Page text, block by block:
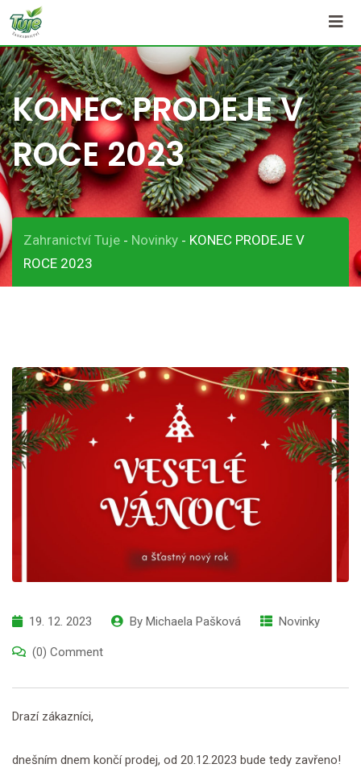
Skip
content
KONEC PRODEJE V
ROCE 2023
Zahranictví Tuje - Novinky - KONEC PRODEJE V
ROCE 2023
19. 12. 2023 By Michaela Pašková Novinky
(0) Comment
Drazí zákazníci,
dnešním dnem končí prodej, od 20.12.2023 bude tedy zavřeno!